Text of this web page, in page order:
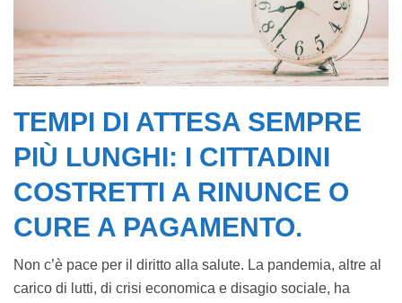
TEMPI DI ATTESA SEMPRE
PIÙ LUNGHI: I CITTADINI
COSTRETTI A RINUNCE O
CURE A PAGAMENTO.
Non c’è pace per il diritto alla salute. La pandemia, altre al
carico di lutti, di crisi economica e disagio sociale, ha